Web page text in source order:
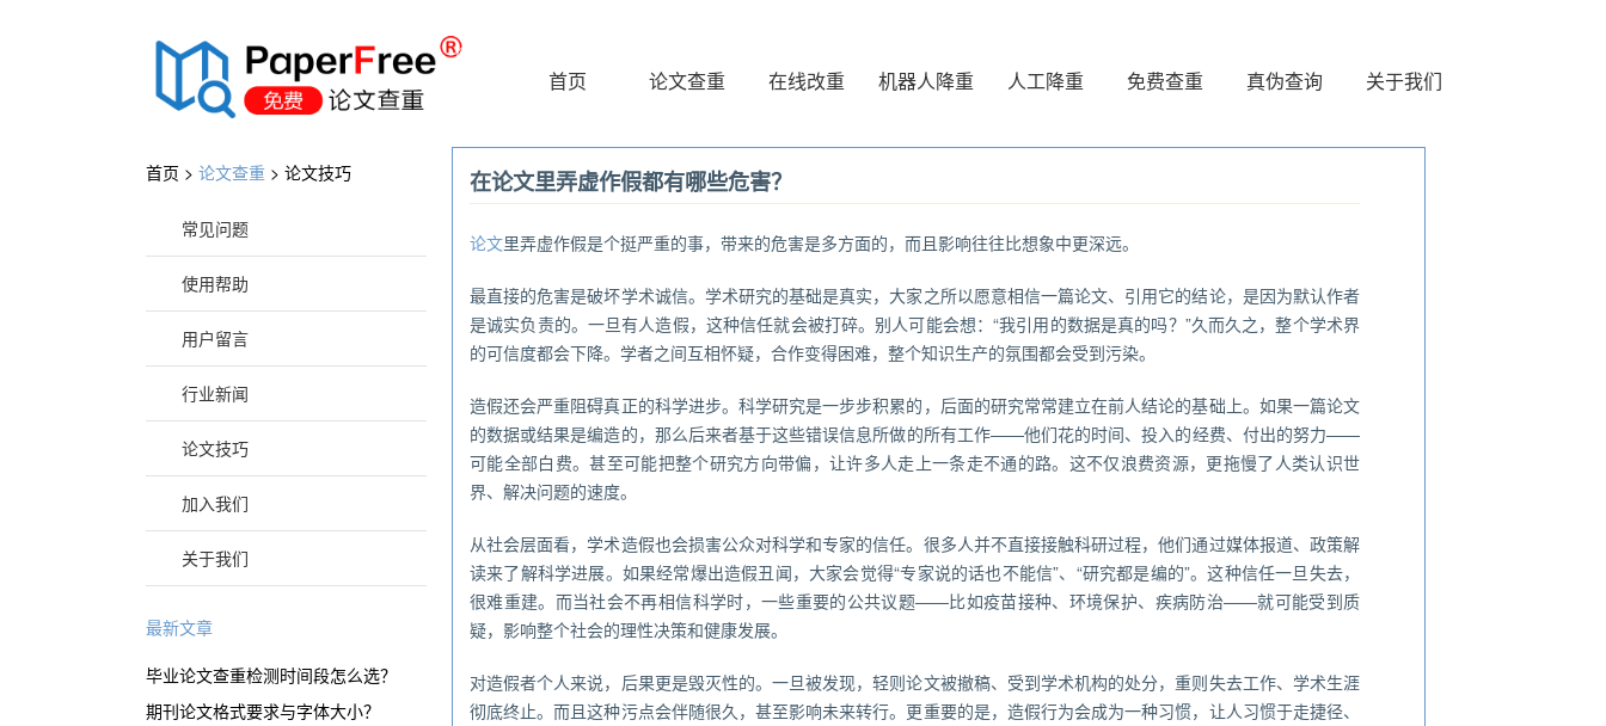
®
首页 论文查重 在线改重 机器人降重 人工降重 免费查重 真伪查询 关于我们
首页 > 论文查重 > 论文技巧
常见问题
使用帮助
用户留言
行业新闻
论文技巧
加入我们
关于我们
最新文章
毕业论文查重检测时间段怎么选？
期刊论文格式要求与字体大小？
在论文里弄虚作假都有哪些危害？
论文里弄虚作假是个挺严重的事，带来的危害是多方面的，而且影响往往比想象中更深远。
最直接的危害是破坏学术诚信。学术研究的基础是真实，大家之所以愿意相信一篇论文、引用它的结论，是因为默认作者
是诚实负责的。一旦有人造假，这种信任就会被打碎。别人可能会想：“我引用的数据是真的吗？”久而久之，整个学术界
的可信度都会下降。学者之间互相怀疑，合作变得困难，整个知识生产的氛围都会受到污染。
造假还会严重阻碍真正的科学进步。科学研究是一步步积累的，后面的研究常常建立在前人结论的基础上。如果一篇论文
的数据或结果是编造的，那么后来者基于这些错误信息所做的所有工作——他们花的时间、投入的经费、付出的努力——
可能全部白费。甚至可能把整个研究方向带偏，让许多人走上一条走不通的路。这不仅浪费资源，更拖慢了人类认识世
界、解决问题的速度。
从社会层面看，学术造假也会损害公众对科学和专家的信任。很多人并不直接接触科研过程，他们通过媒体报道、政策解
读来了解科学进展。如果经常爆出造假丑闻，大家会觉得“专家说的话也不能信”、“研究都是编的”。这种信任一旦失去，
很难重建。而当社会不再相信科学时，一些重要的公共议题——比如疫苗接种、环境保护、疾病防治——就可能受到质
疑，影响整个社会的理性决策和健康发展。
对造假者个人来说，后果更是毁灭性的。一旦被发现，轻则论文被撤稿、受到学术机构的处分，重则失去工作、学术生涯
彻底终止。而且这种污点会伴随很久，甚至影响未来转行。更重要的是，造假行为会成为一种习惯，让人习惯于走捷径、